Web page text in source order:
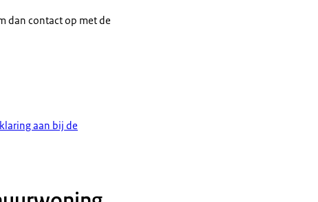
dan contact op met de
aan bij de